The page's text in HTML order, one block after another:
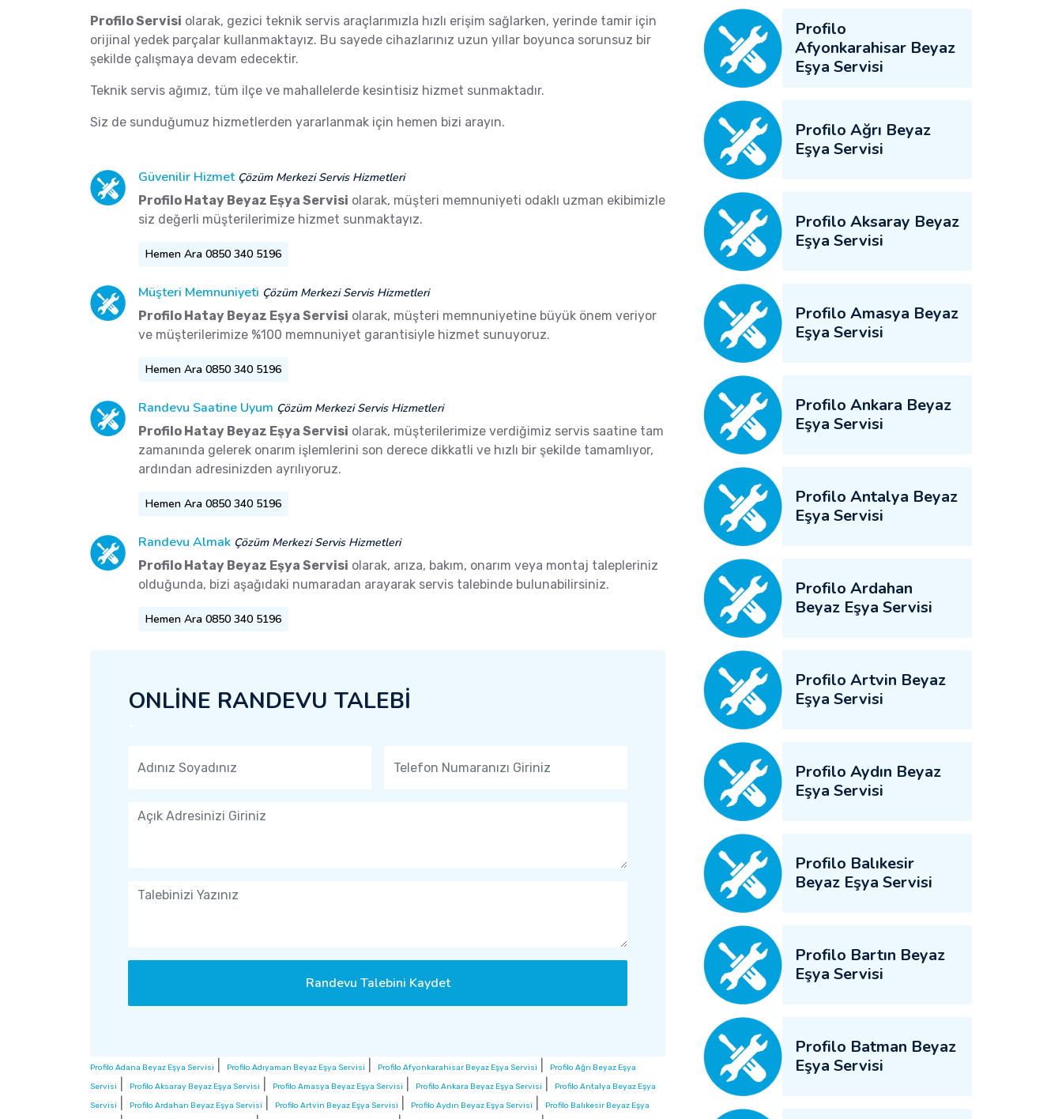
Profilo Servisi olarak, gezici teknik servis araçlarımızla hızlı erişim sağlarken, yerinde tamir için
orijinal yedek parçalar kullanmaktayız. Bu sayede cihazlarınız uzun yıllar boyunca sorunsuz bir
şekilde çalışmaya devam edecektir.
Teknik servis ağımız, tüm ilçe ve mahallelerde kesintisiz hizmet sunmaktadır.
Siz de sunduğumuz hizmetlerden yararlanmak için hemen bizi arayın.
Güvenilir Hizmet Çözüm Merkezi Servis Hizmetleri
Profilo Hatay Beyaz Eşya Servisi olarak, müşteri memnuniyeti odaklı uzman ekibimizle
siz değerli müşterilerimize hizmet sunmaktayız.
Hemen Ara 0850 340 5196
Müşteri Memnuniyeti Çözüm Merkezi Servis Hizmetleri
Profilo Hatay Beyaz Eşya Servisi olarak, müşteri memnuniyetine büyük önem veriyor
ve müşterilerimize %100 memnuniyet garantisiyle hizmet sunuyoruz.
Hemen Ara 0850 340 5196
Randevu Saatine Uyum Çözüm Merkezi Servis Hizmetleri
Profilo Hatay Beyaz Eşya Servisi olarak, müşterilerimize verdiğimiz servis saatine tam
zamanında gelerek onarım işlemlerini son derece dikkatli ve hızlı bir şekilde tamamlıyor,
ardından adresinizden ayrılıyoruz.
Hemen Ara 0850 340 5196
Randevu Almak Çözüm Merkezi Servis Hizmetleri
Profilo Hatay Beyaz Eşya Servisi olarak, arıza, bakım, onarım veya montaj talepleriniz
olduğunda, bizi aşağıdaki numaradan arayarak servis talebinde bulunabilirsiniz.
Hemen Ara 0850 340 5196
ONLİNE RANDEVU TALEBİ
Randevu Talebini Kaydet
Profilo Adana Beyaz Eşya Servisi Profilo Adıyaman Beyaz Eşya Servisi Profilo Afyonkarahisar Beyaz Eşya Servisi
Profilo Ağrı Beyaz Eşya
Servisi
Profilo Aksaray Beyaz Eşya Servisi Profilo Amasya Beyaz Eşya Servisi Profilo Ankara Beyaz Eşya Servisi
Profilo Antalya Beyaz Eşya
Servisi
Profilo Ardahan Beyaz Eşya Servisi Profilo Artvin Beyaz Eşya Servisi Profilo Aydın Beyaz Eşya Servisi
Profilo Balıkesir Beyaz Eşya
Profilo
Afyonkarahisar Beyaz
Eşya Servisi
Profilo Ağrı Beyaz
Eşya Servisi
Profilo Aksaray Beyaz
Eşya Servisi
Profilo Amasya Beyaz
Eşya Servisi
Profilo Ankara Beyaz
Eşya Servisi
Profilo Antalya Beyaz
Eşya Servisi
Profilo Ardahan
Beyaz Eşya Servisi
Profilo Artvin Beyaz
Eşya Servisi
Profilo Aydın Beyaz
Eşya Servisi
Profilo Balıkesir
Beyaz Eşya Servisi
Profilo Bartın Beyaz
Eşya Servisi
Profilo Batman Beyaz
Eşya Servisi